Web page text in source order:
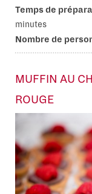
Temps de
minutes
Nombre de
MUFFIN AU
ROUGE